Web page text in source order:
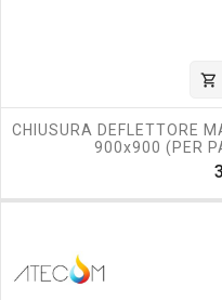
shopping_cart
CHIUSURA DEFLETTORE
900x900 (PER